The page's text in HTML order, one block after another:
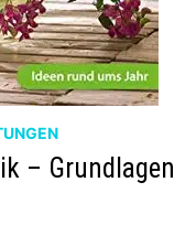
– Grundlagen